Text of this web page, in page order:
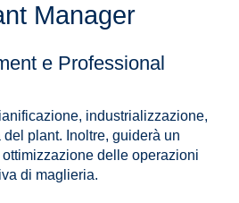
Manager
e Professional
industrializzazione,
plant. Inoltre, guiderà un
delle operazioni
di maglieria.